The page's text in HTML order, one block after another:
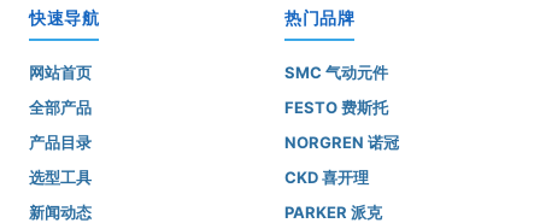
快速导航
网站首页
全部产品
产品目录
选型工具
新闻动态
热门品牌
SMC 气动元件
FESTO 费斯托
NORGREN 诺冠
CKD 喜开理
PARKER 派克